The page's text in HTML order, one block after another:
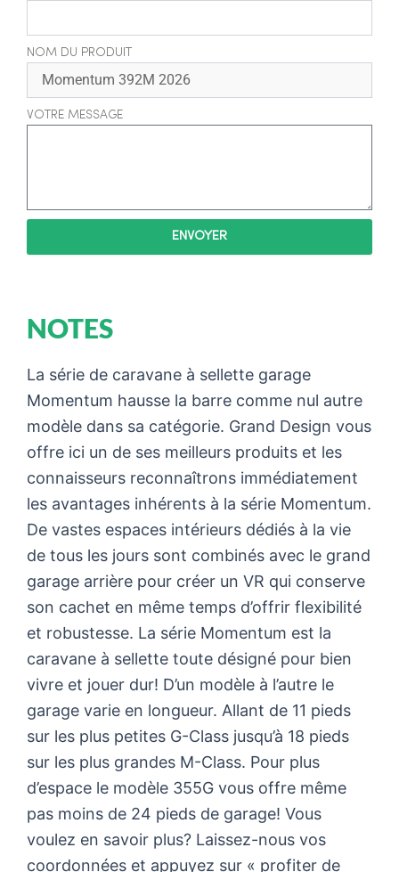
NOM DU PRODUIT
VOTRE MESSAGE
ENVOYER
NOTES
La série de caravane à sellette garage
Momentum hausse la barre comme nul autre
modèle dans sa catégorie. Grand Design vous
offre ici un de ses meilleurs produits et les
connaisseurs reconnaîtrons immédiatement
les avantages inhérents à la série Momentum.
De vastes espaces intérieurs dédiés à la vie
de tous les jours sont combinés avec le grand
garage arrière pour créer un VR qui conserve
son cachet en même temps d’offrir flexibilité
et robustesse. La série Momentum est la
caravane à sellette toute désigné pour bien
vivre et jouer dur! D’un modèle à l’autre le
garage varie en longueur. Allant de 11 pieds
sur les plus petites G-Class jusqu’à 18 pieds
sur les plus grandes M-Class. Pour plus
d’espace le modèle 355G vous offre même
pas moins de 24 pieds de garage! Vous
voulez en savoir plus? Laissez-nous vos
coordonnées et appuyez sur « profiter de